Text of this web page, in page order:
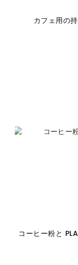
カフェ用の
コーヒー粉と